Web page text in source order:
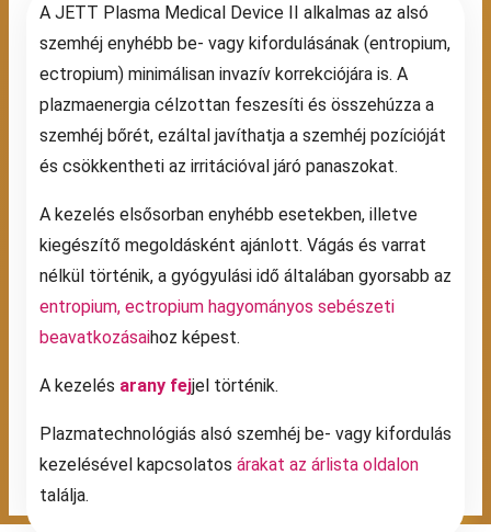
A JETT Plasma Medical Device II alkalmas az alsó
szemhéj enyhébb be- vagy kifordulásának (entropium,
ectropium) minimálisan invazív korrekciójára is. A
plazmaenergia célzottan feszesíti és összehúzza a
szemhéj bőrét, ezáltal javíthatja a szemhéj pozícióját
és csökkentheti az irritációval járó panaszokat.
A kezelés elsősorban enyhébb esetekben, illetve
kiegészítő megoldásként ajánlott. Vágás és varrat
nélkül történik, a gyógyulási idő általában gyorsabb az
entropium, ectropium hagyományos sebészeti
beavatkozásaihoz képest.
A kezelés arany fejjel történik.
Plazmatechnológiás alsó szemhéj be- vagy kifordulás
kezelésével kapcsolatos árakat az árlista oldalon
találja.